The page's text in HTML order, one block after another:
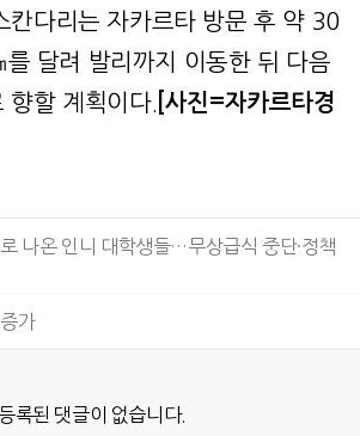
칸다리는 자카르타 방문 후 약 30
달려 발리까지 이동한 뒤 다음
향할 계획이다. [사진=자카르타경
나온 인니 대학생들…무상급식 중단·정책
가
등록된 댓글이 없습니다.